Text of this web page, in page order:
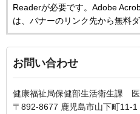
Readerが必要です。Adobe
は、バナーのリンク先から無料
お問い合わせ
健康福祉局保健部生活衛生課
〒892-8677 鹿児島市山下町11-1